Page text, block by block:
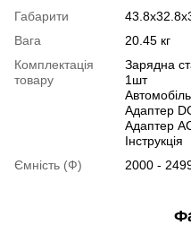
Габарити
Вага
20.45 кг
Комплектація
товару
Зарядна
1шт
Адаптер
Адаптер
Інструкція
Ємність (Ф)
2000 -